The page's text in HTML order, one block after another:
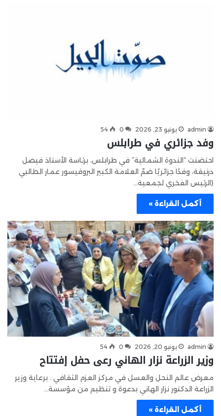
admin يونيو 23, 2026 0
54
وفد جزائري في طرابلس
احتضنت “الندوة الشمالية” في طرابلس، برئاسة الأستاذ فيصل
درنيقة، وفدًا جزائريًا ضمّ العلامة الكبير البروفيسور عمار الطالبي
(الرئيس الفخري لجمعية…
أكمل القراءة »
admin يونيو 20, 2026 0
54
وزير الزراعة نزار الهاني رعى حفل إفتتاح
معرض عالم النحل والعسل في مركز العزم الثقافي . برعاية وزير
الزراعة الدكتور نزار الهاني بدعوة و تنظيم من مؤسسة…
أكمل القراءة »